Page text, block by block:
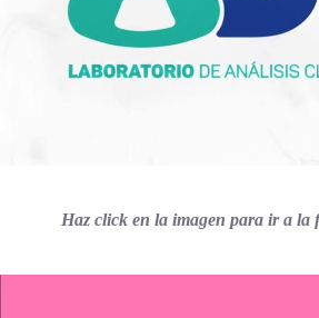
Haz click en la imagen para ir a la